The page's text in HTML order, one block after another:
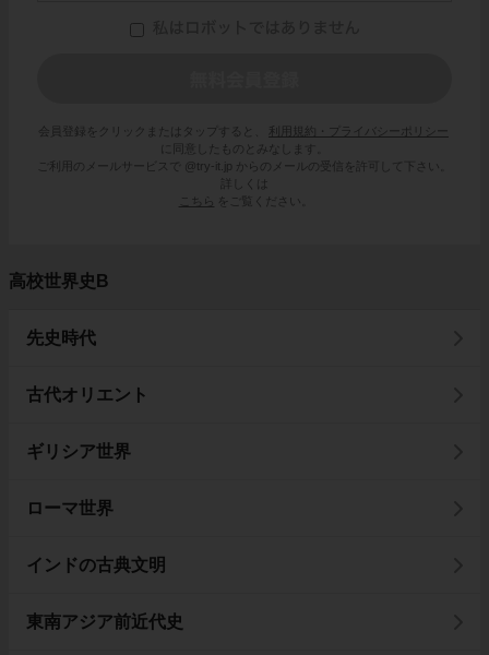
会員登録をクリックまたはタップすると、
利用規約・プライバシーポリシー
に同意したものとみなします。
ご利用のメールサービスで @try-it.jp からのメールの受信を許可して下さい。
詳しくは
こちら
をご覧ください。
高校世界史B
先史時代
古代オリエント
ギリシア世界
ローマ世界
インドの古典文明
東南アジア前近代史